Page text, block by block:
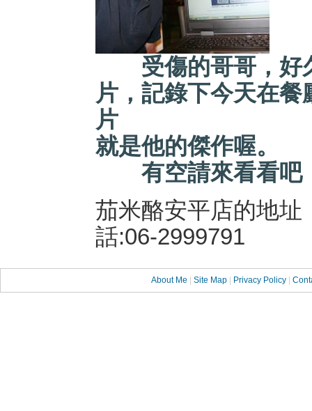
受傷的哥哥，好
片，記錄下今天在
片
就是他的傑作喔。
有空請來看看吧
茄米酪安平店的
話:06-2999791
About Me Site Map Privacy Policy